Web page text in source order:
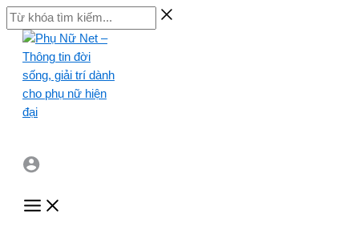
Skip
to
content
Từ
khóa
kiếm...
Main
Menu